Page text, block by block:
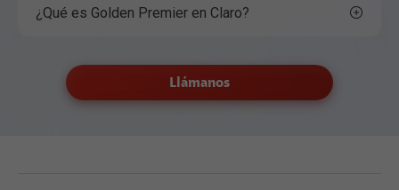
¿Qué es Golden Premier en Claro?
Llámanos